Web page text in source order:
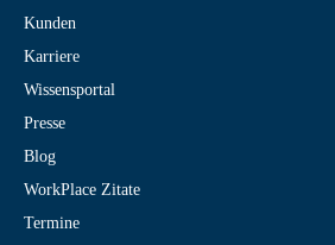
Kunden
Karriere
Wissensportal
Presse
Blog
WorkPlace Zitate
Termine